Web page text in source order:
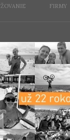
FIRMY